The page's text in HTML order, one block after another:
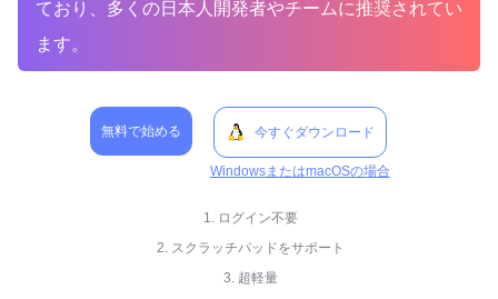
ており、多くの日本人開発者やチームに推奨されてい
ます。
無料で始める 今すぐダウンロード
WindowsまたはmacOSの場合
1. ログイン不要
2. スクラッチパッドをサポート
3. 超軽量